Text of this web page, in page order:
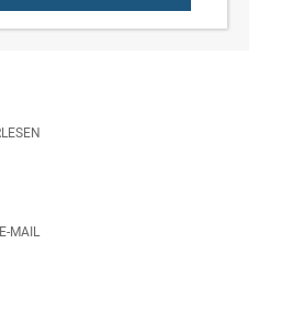
Seite vorlesen.
E-MAIL